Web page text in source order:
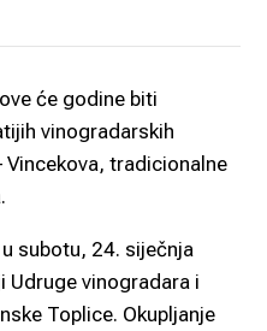
Link
Reddit
će godine biti
vinogradarskih
tradicionalne
subotu, 24. siječnja
Udruge vinogradara i
Toplice. Okupljanje